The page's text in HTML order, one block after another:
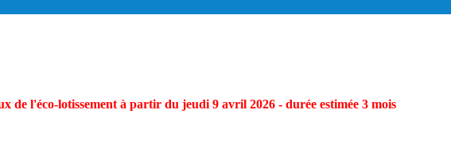
l'éco-lotissement à partir du jeudi 9 avril 2026 - durée estimée 3 mois